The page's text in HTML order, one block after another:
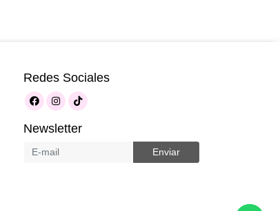
Redes Sociales
Newsletter
Enviar